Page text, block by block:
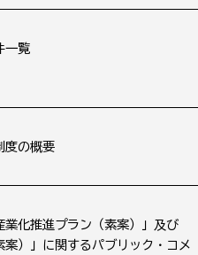
一覧
度の概要
業化推進プラン（素案）」及び
案）」に関するパブリック・コメ